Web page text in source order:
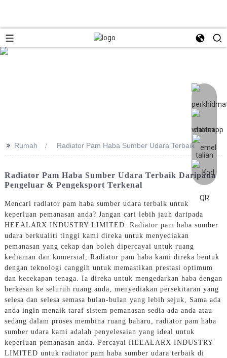
>> Rumah Radiator Pam Haba Sumber Udara Terbaik
Radiator Pam Haba Sumber Udara Terbaik Daripada
Pengeluar & Pengeksport Terkenal
Mencari radiator pam haba sumber udara terbaik untuk
keperluan pemanasan anda? Jangan cari lebih jauh daripada
HEEALARX INDUSTRY LIMITED. Radiator pam haba sumber
udara berkualiti tinggi kami direka untuk menyediakan
pemanasan yang cekap dan boleh dipercayai untuk ruang
kediaman dan komersial, Radiator pam haba kami direka bentuk
dengan teknologi canggih untuk memastikan prestasi optimum
dan kecekapan tenaga. Ia direka untuk mengedarkan haba dengan
berkesan ke seluruh ruang anda, menyediakan persekitaran yang
selesa dan selesa semasa bulan-bulan yang lebih sejuk, Sama ada
anda ingin menaik taraf sistem pemanasan sedia ada anda atau
sedang dalam proses membina ruang baharu, radiator pam haba
sumber udara kami adalah penyelesaian yang ideal untuk
keperluan pemanasan anda. Percayai HEEALARX INDUSTRY
LIMITED untuk radiator pam haba sumber udara terbaik di